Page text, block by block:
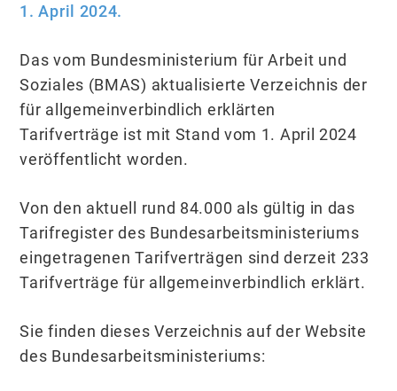
1. April 2024.
Das vom Bundesministerium für Arbeit und
Soziales (BMAS) aktualisierte Verzeichnis der
für allgemeinverbindlich erklärten
Tarifverträge ist mit Stand vom 1. April 2024
veröffentlicht worden.
Von den aktuell rund 84.000 als gültig in das
Tarifregister des Bundesarbeitsministeriums
eingetragenen Tarifverträgen sind derzeit 233
Tarifverträge für allgemeinverbindlich erklärt.
Sie finden dieses Verzeichnis auf der Website
des Bundesarbeitsministeriums: